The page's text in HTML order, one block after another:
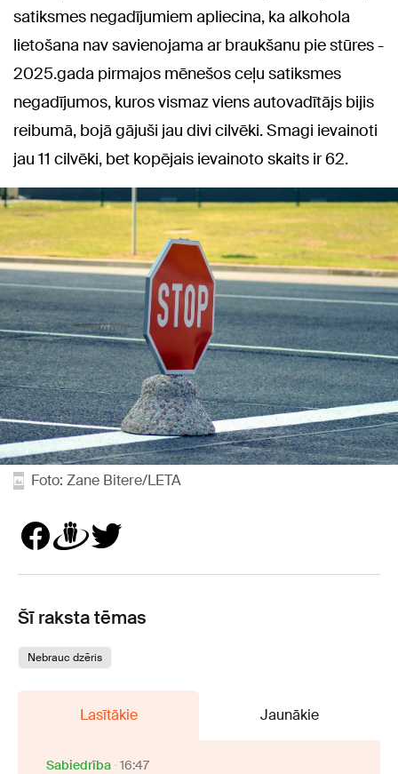
satiksmes negadījumiem apliecina, ka alkohola
lietošana nav savienojama ar braukšanu pie stūres -
2025.gada pirmajos mēnešos ceļu satiksmes
negadījumos, kuros vismaz viens autovadītājs bijis
reibumā, bojā gājuši jau divi cilvēki. Smagi ievainoti
jau 11 cilvēki, bet kopējais ievainoto skaits ir 62.
Foto: Zane Bitere/LETA
Šī raksta tēmas
Nebrauc dzēris
Lasītākie Jaunākie
Sabiedrība 16:47